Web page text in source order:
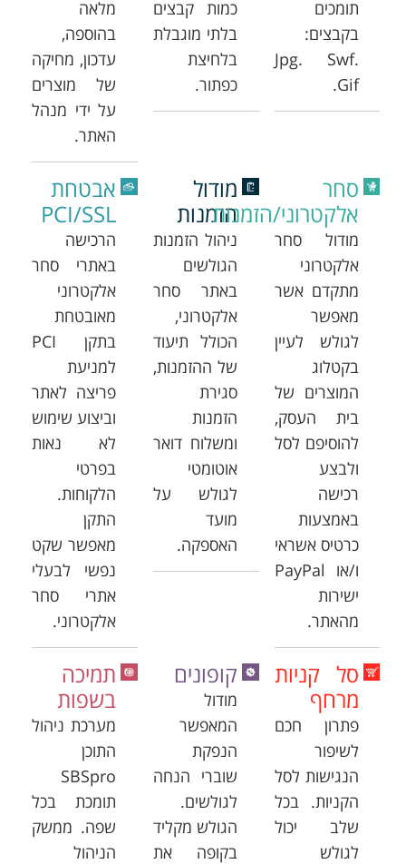
תומכים
בקבצים:
Jpg. Swf.
Gif.
כמות קבצים
בלתי מוגבלת
בלחיצת
כפתור.
מלאה
בהוספה,
עדכון, מחיקה
של מוצרים
על ידי מנהל
האתר.
סחר
אלקטרוני/הזמנות
מודול סחר
אלקטרוני
מתקדם אשר
מאפשר
לגולש לעיין
בקטלוג
המוצרים של
בית העסק,
להוסיפם לסל
ולבצע
רכישה
באמצעות
כרטיס אשראי
ו/או PayPal
ישירות
מהאתר.
מודול
הזמנות
ניהול הזמנות
הגולשים
באתר סחר
אלקטרוני,
הכולל תיעוד
של ההזמנות,
סגירת
הזמנות
ומשלוח דואר
אוטומטי
לגולש על
מועד
האספקה.
אבטחת
PCI/SSL
הרכישה
באתרי סחר
אלקטרוני
מאובטחת
בתקן PCI
למניעת
פריצה לאתר
וביצוע שימוש
לא נאות
בפרטי
הלקוחות.
התקן
מאפשר שקט
נפשי לבעלי
אתרי סחר
אלקטרוני.
סל קניות
מרחף
פתרון חכם
לשיפור
הנגישות לסל
הקניות. בכל
שלב יכול
לגולש
קופונים
מודול
המאפשר
הנפקת
שוברי הנחה
לגולשים.
הגולש מקליד
בקופה את
תמיכה
בשפות
מערכת ניהול
התוכן
SBSpro
תומכת בכל
שפה. ממשק
הניהול